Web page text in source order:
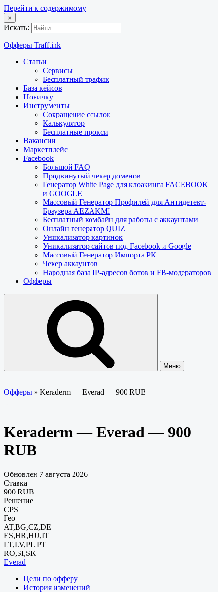
Перейти к содержимому
×
Искать:
Офферы Traff.ink
Статьи
Сервисы
Бесплатный трафик
База кейсов
Новичку
Инструменты
Сокращение ссылок
Калькулятор
Бесплатные прокси
Вакансии
Маркетплейс
Facebook
Большой FAQ
Продвинутый чекер доменов
Генератор White Page для клоакинга FACEBOOK
и GOOGLE
Массовый Генератор Профилей для Антидетект-
Браузера AEZAKMI
Бесплатный комбайн для работы с аккаунтами
Онлайн генератор QUIZ
Уникализатор картинок
Уникализатор сайтов под Facebook и Google
Массовый Генератор Импорта РК
Чекер аккаунтов
Народная база IP-адресов ботов и FB-модераторов
Офферы
Меню
Офферы » Keraderm — Everad — 900 RUB
Keraderm — Everad — 900
RUB
Обновлен 7 августа 2026
Ставка
900 RUB
Решение
CPS
Гео
AT,BG,CZ,DE
ES,HR,HU,IT
LT,LV,PL,PT
RO,SI,SK
Everad
Цели по офферу
История изменений